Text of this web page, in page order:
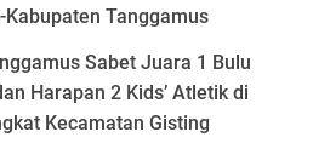
Kabupaten Tanggamus
Sabet Juara 1 Bulu
Harapan 2 Kids’ Atletik di
Kecamatan Gisting